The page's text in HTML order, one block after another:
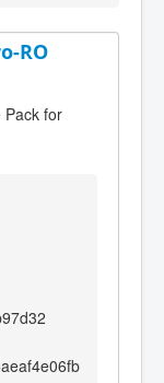
RO
Pack for